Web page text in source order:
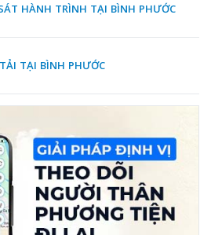
HÀNH TRÌNH TẠI BÌNH PHƯỚC
TẠI BÌNH PHƯỚC